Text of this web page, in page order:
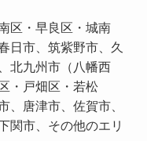
区・早良区・城南
日市、筑紫野市、久
北九州市（八幡西
・戸畑区・若松
、唐津市、佐賀市、
関市、その他のエリ